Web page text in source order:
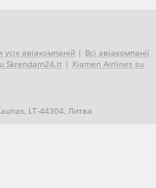
усіх авіакомпаній | Всі авіакомпанії
Skrendam24.lt | Xiamen Airlines su
LT-44304, Литва